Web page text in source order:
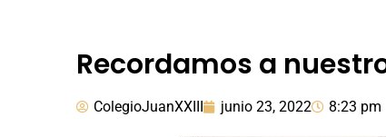
Recordamos a
ColegioJuanXXIII junio 23, 2022 8:23 pm